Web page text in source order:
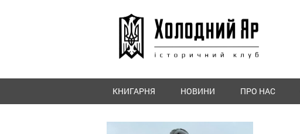
КНИГАРНЯ НОВИНИ ПРО НАС